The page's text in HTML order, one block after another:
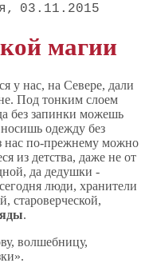
03.11.2015
магии
у нас, на Севере, дали
Под тонким слоем
без запинки можешь
одежду без
нас по-прежнему можно
из детства, даже не от
да дедушки -
люди, хранители
староверческой,
.
волшебницу,